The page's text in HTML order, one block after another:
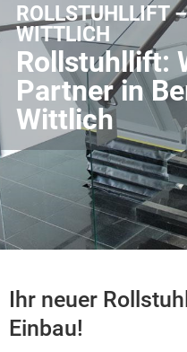
ROLLSTUHLLIFT
WITTLICH
Rollstuhllift:
Partner in
Wittlich
Ihr neuer
Einbau!